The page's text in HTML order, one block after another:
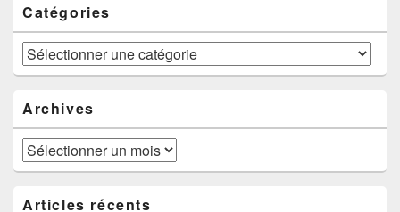
Catégories
Catégories
Archives
Archives
Articles récents